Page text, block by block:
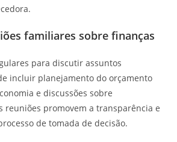
familiares sobre finanças
para discutir assuntos
incluir planejamento do orçamento
e discussões sobre
reuniões promovem a transparência e
de tomada de decisão.